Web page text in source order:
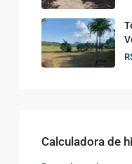
Calculadora de